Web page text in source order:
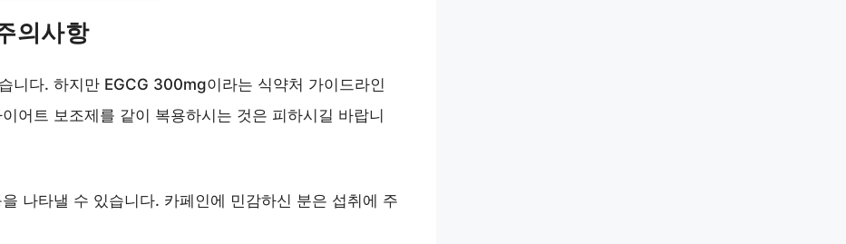
의사항
니다. 하지만 EGCG 300mg이라는 식약처 가이드라인
어트 보조제를 같이 복용하시는 것은 피하시길 바랍니
나타낼 수 있습니다. 카페인에 민감하신 분은 섭취에 주